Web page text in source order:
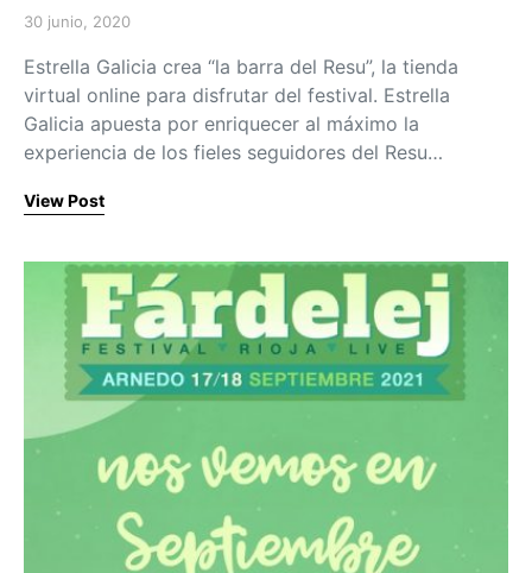
Posted on
30 junio, 2020
Estrella Galicia crea “la barra del Resu”, la tienda
virtual online para disfrutar del festival. Estrella
Galicia apuesta por enriquecer al máximo la
experiencia de los fieles seguidores del Resu…
View Post